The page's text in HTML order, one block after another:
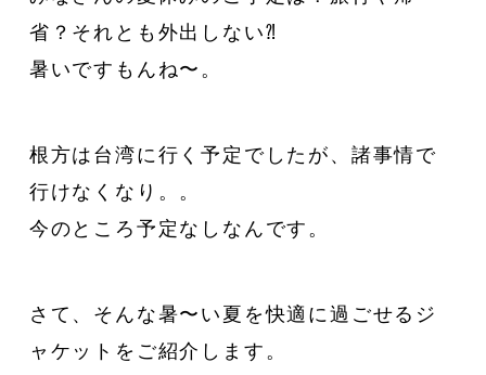
省？それとも外出しない⁈
暑いですもんね〜。
根方は台湾に行く予定でしたが、諸事情で
行けなくなり。。
今のところ予定なしなんです。
さて、そんな暑〜い夏を快適に過ごせるジ
ャケットをご紹介します。